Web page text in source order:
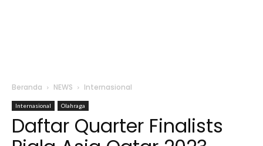
Beranda NEWS Internasional
Internasional Olahraga
Daftar Quarter Finalists